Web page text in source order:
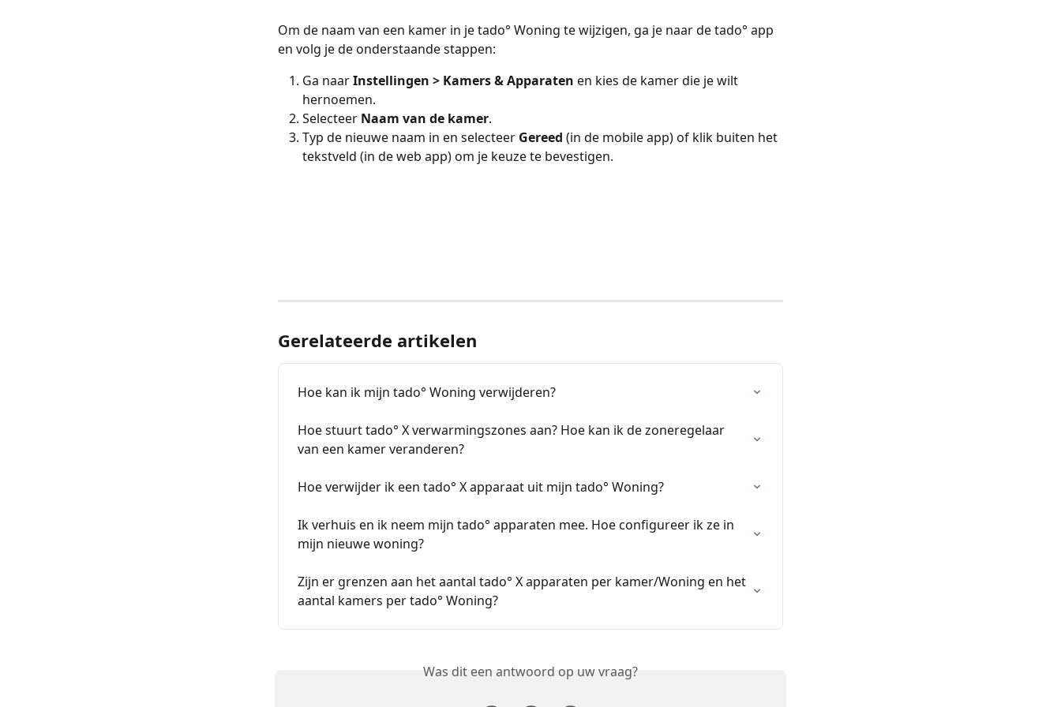
Om de naam van een kamer in je tado° Woning te wijzigen, ga je naar de tado° app
en volg je de onderstaande stappen:
Ga naar Instellingen > Kamers & Apparaten en kies de kamer die je wilt
hernoemen.
Selecteer Naam van de kamer.
Typ de nieuwe naam in en selecteer Gereed (in de mobile app) of klik buiten het
tekstveld (in de web app) om je keuze te bevestigen.
Gerelateerde artikelen
Hoe kan ik mijn tado° Woning verwijderen?
Hoe stuurt tado° X verwarmingszones aan? Hoe kan ik de zoneregelaar
van een kamer veranderen?
Hoe verwijder ik een tado° X apparaat uit mijn tado° Woning?
Ik verhuis en ik neem mijn tado° apparaten mee. Hoe configureer ik ze in
mijn nieuwe woning?
Zijn er grenzen aan het aantal tado° X apparaten per kamer/Woning en het
aantal kamers per tado° Woning?
Was dit een antwoord op uw vraag?